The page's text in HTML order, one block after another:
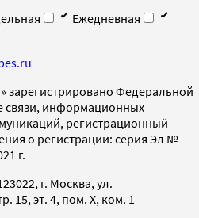
Ежедневная
» зарегистрировано Федеральной
связи, информационных
регистрационный
о регистрации: серия Эл №
г.
г. Москва, ул.
15, эт. 4, пом. X, ком. 1